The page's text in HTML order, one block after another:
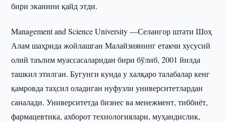
бири эканини қайд этди.
Management and Science University —Селангор штати Шоҳ
Алам шаҳрида жойлашган Малайзиянинг етакчи хусусий
олий таълим муассасаларидан бири бўлиб, 2001 йилда
ташкил этилган. Бугунги кунда у халқаро талабалар кенг
қамровда таҳсил оладиган нуфузли университетлардан
саналади. Университетда бизнес ва менежмент, тиббиёт,
фармацевтика, ахборот технологиялари, муҳандислик,